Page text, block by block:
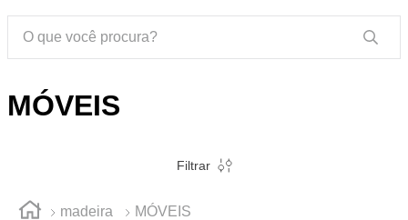
MÓVEIS
Filtrar
madeira MÓVEIS